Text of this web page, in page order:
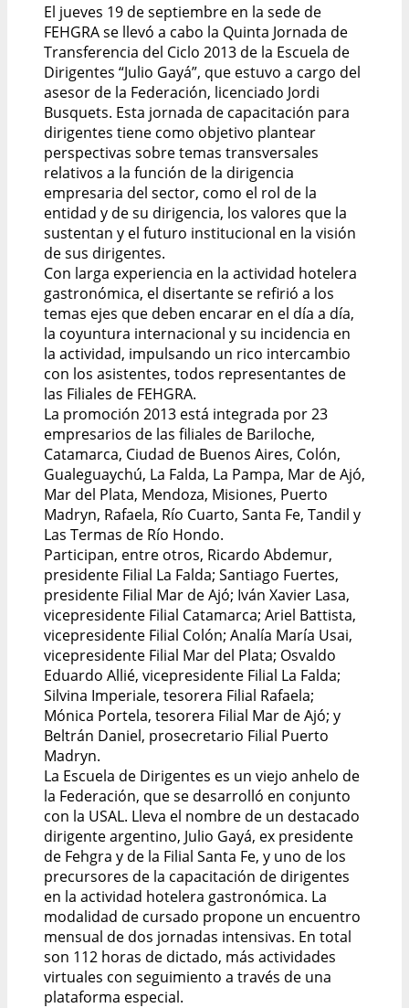
El jueves 19 de septiembre en la sede de
FEHGRA se llevó a cabo la Quinta Jornada de
Transferencia del Ciclo 2013 de la Escuela de
Dirigentes “Julio Gayá”, que estuvo a cargo del
asesor de la Federación, licenciado Jordi
Busquets. Esta jornada de capacitación para
dirigentes tiene como objetivo plantear
perspectivas sobre temas transversales
relativos a la función de la dirigencia
empresaria del sector, como el rol de la
entidad y de su dirigencia, los valores que la
sustentan y el futuro institucional en la visión
de sus dirigentes.
Con larga experiencia en la actividad hotelera
gastronómica, el disertante se refirió a los
temas ejes que deben encarar en el día a día,
la coyuntura internacional y su incidencia en
la actividad, impulsando un rico intercambio
con los asistentes, todos representantes de
las Filiales de FEHGRA.
La promoción 2013 está integrada por 23
empresarios de las filiales de Bariloche,
Catamarca, Ciudad de Buenos Aires, Colón,
Gualeguaychú, La Falda, La Pampa, Mar de Ajó,
Mar del Plata, Mendoza, Misiones, Puerto
Madryn, Rafaela, Río Cuarto, Santa Fe, Tandil y
Las Termas de Río Hondo.
Participan, entre otros, Ricardo Abdemur,
presidente Filial La Falda; Santiago Fuertes,
presidente Filial Mar de Ajó; Iván Xavier Lasa,
vicepresidente Filial Catamarca; Ariel Battista,
vicepresidente Filial Colón; Analía María Usai,
vicepresidente Filial Mar del Plata; Osvaldo
Eduardo Allié, vicepresidente Filial La Falda;
Silvina Imperiale, tesorera Filial Rafaela;
Mónica Portela, tesorera Filial Mar de Ajó; y
Beltrán Daniel, prosecretario Filial Puerto
Madryn.
La Escuela de Dirigentes es un viejo anhelo de
la Federación, que se desarrolló en conjunto
con la USAL. Lleva el nombre de un destacado
dirigente argentino, Julio Gayá, ex presidente
de Fehgra y de la Filial Santa Fe, y uno de los
precursores de la capacitación de dirigentes
en la actividad hotelera gastronómica. La
modalidad de cursado propone un encuentro
mensual de dos jornadas intensivas. En total
son 112 horas de dictado, más actividades
virtuales con seguimiento a través de una
plataforma especial.